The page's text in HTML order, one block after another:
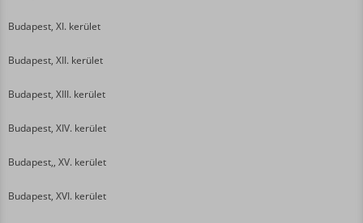
Budapest, XI. kerület
Budapest, XII. kerület
Budapest, XIII. kerület
Budapest, XIV. kerület
Budapest,, XV. kerület
Budapest, XVI. kerület